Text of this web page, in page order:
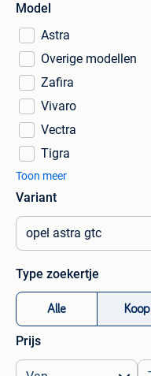
Model
Astra
Overige modellen
Zafira
Vivaro
Vectra
Tigra
Toon meer
Variant
Type zoekertje
Alle Koop
Prijs